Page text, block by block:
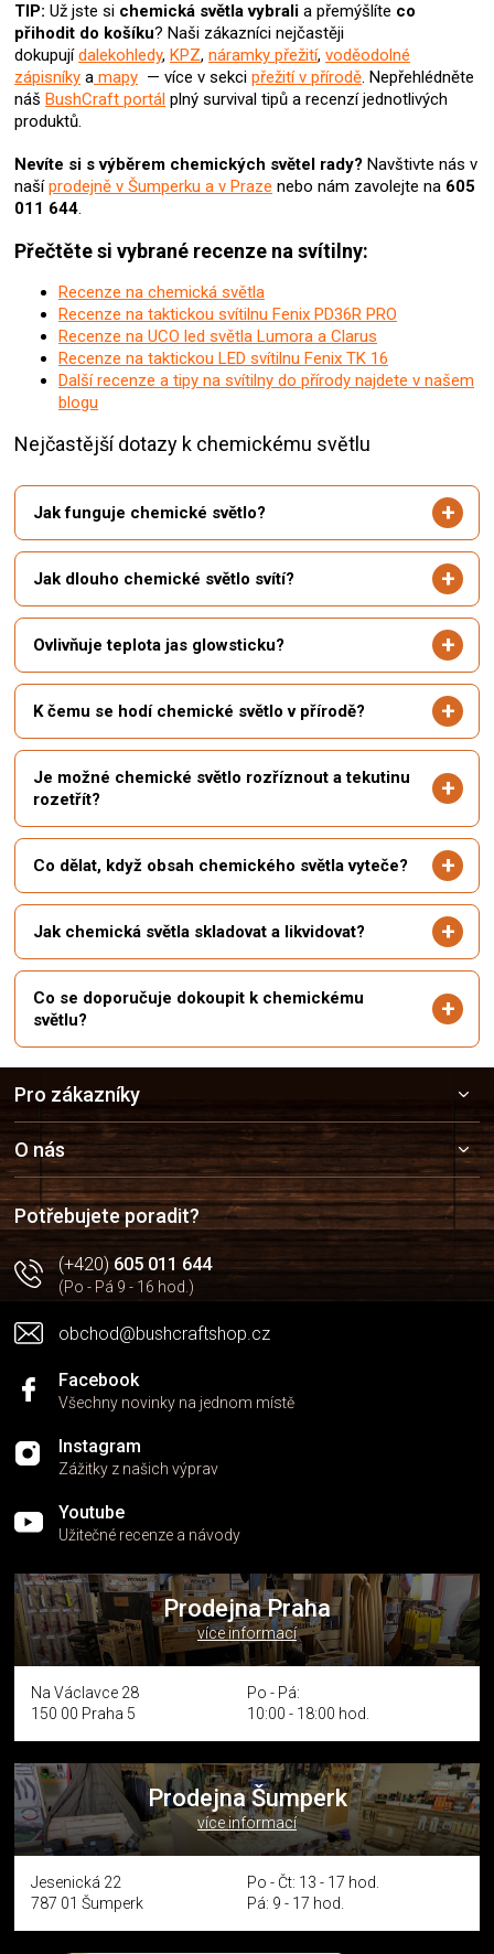
p
i
s
u
TIP: Už jste si chemická světlavybrali a přemýšlíte co
přihodit do košíku? Naši zákazníci nejčastěji
dokupujídalekohledy, KPZ, náramky přežití, voděodolné
zápisníky a mapy — více v sekci přežití v přírodě. Nepřehlédněte
náš BushCraft portál plný survival tipů a recenzí jednotlivých
produktů.
Nevíte si s výběrem chemických světel rady? Navštivte nás v
našíprodejně v Šumperku a v Praze nebo nám zavolejte na 605
011 644.
Přečtěte si vybrané recenze na svítilny:
Recenze na chemická světla
Recenze na taktickou svítilnu Fenix PD36R PRO
Recenze na UCO led světla Lumora a Clarus
Recenze na taktickou LED svítilnu Fenix TK 16
Další recenze a tipy na svítilny do přírody najdete v našem
blogu
Nejčastější dotazy k chemickému světlu
Jak funguje chemické světlo?
Jak dlouho chemické světlo svítí?
Ovlivňuje teplota jas glowsticku?
K čemu se hodí chemické světlo v přírodě?
Je možné chemické světlo rozříznout a tekutinu
rozetřít?
Co dělat, když obsah chemického světla vyteče?
Jak chemická světla skladovat a likvidovat?
Co se doporučuje dokoupit k chemickému
světlu?
a
t
í
Pro zákazníky
O nás
Potřebujete poradit?
(+420)605 011 644
(Po - Pá 9 - 16 hod.)
obchod@bushcraftshop.cz
Facebook
Všechny novinky na jednom místě
Instagram
Zážitky z našich výprav
Youtube
Užitečné recenze a návody
Prodejna Praha
více informací
Na Václavce 28
150 00 Praha 5
Po - Pá:
10:00 - 18:00 hod.
Prodejna Šumperk
více informací
Jesenická 22
787 01 Šumperk
Po - Čt: 13 - 17 hod.
Pá: 9 - 17 hod.